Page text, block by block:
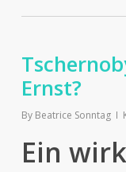
Ernst?
By Beatrice Sonntag
Ein